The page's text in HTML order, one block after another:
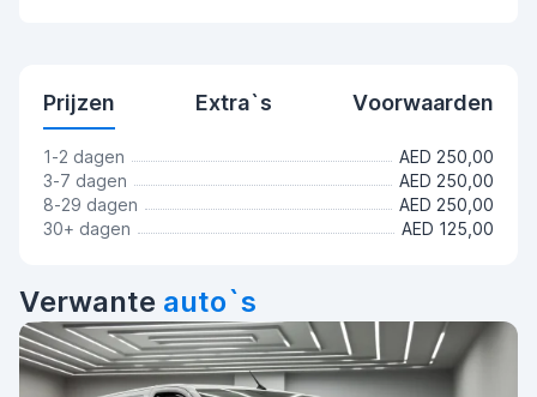
Prijzen Extra`s Voorwaarden
1-2 dagen
AED 250,00
3-7 dagen
AED 250,00
8-29 dagen
AED 250,00
30+ dagen
AED 125,00
Verwante auto`s